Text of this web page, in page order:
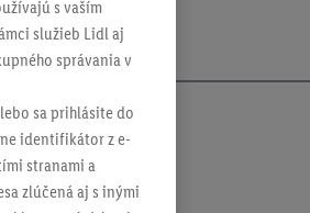
s vaším
služieb Lidl aj
správania v
sa prihlásite do
identifikátor z e-
stranami a
zlúčená aj s inými